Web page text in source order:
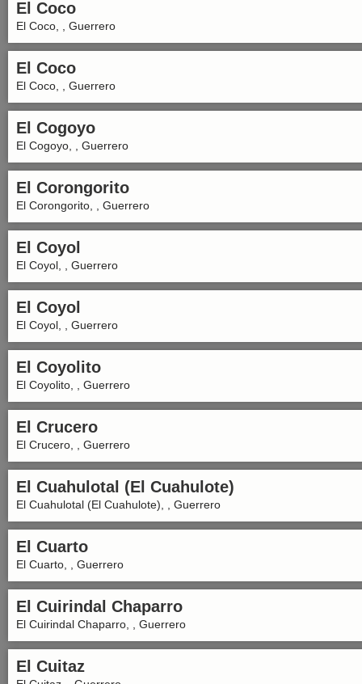
El Coco
El Coco, , Guerrero
El Coco
El Coco, , Guerrero
El Cogoyo
El Cogoyo, , Guerrero
El Corongorito
El Corongorito, , Guerrero
El Coyol
El Coyol, , Guerrero
El Coyol
El Coyol, , Guerrero
El Coyolito
El Coyolito, , Guerrero
El Crucero
El Crucero, , Guerrero
El Cuahulotal (El Cuahulote)
El Cuahulotal (El Cuahulote), , Guerrero
El Cuarto
El Cuarto, , Guerrero
El Cuirindal Chaparro
El Cuirindal Chaparro, , Guerrero
El Cuitaz